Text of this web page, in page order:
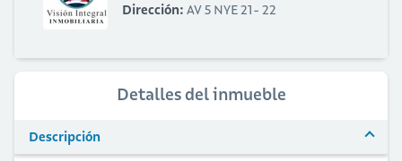
Dirección: AV 5 NYE 21- 22
Detalles del inmueble
Descripción